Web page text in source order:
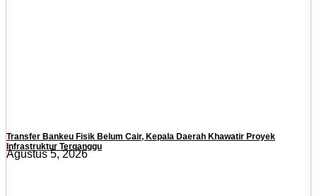
Transfer Bankeu Fisik Belum Cair, Kepala Daerah Khawatir Proyek
Infrastruktur Terganggu
Agustus 5, 2026